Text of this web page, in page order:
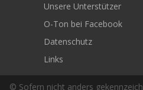
© Sofern nicht anders
Unsere Unterstützer
O-Ton bei Facebook
Datenschutz
Links